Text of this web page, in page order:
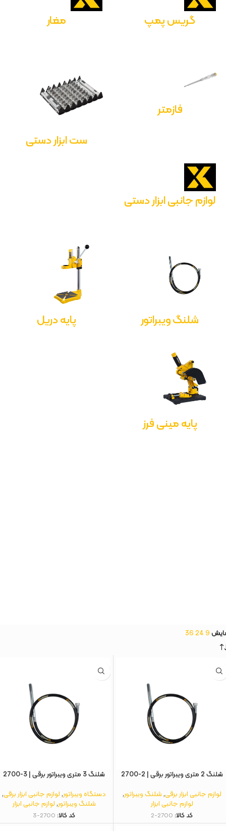
گریس پمپ مغار
فازمتر
ست ابزار دستی
لوازم جانبی ابزار دستی
شلنگ ویبراتور پایه دریل
پایه مینی فرز
9
24
36
شلنگ 2 متری ویبراتور برقی | 2-2700
لوازم جانبی ابزار برقی,شلنگ ویبراتور,
لوازم جانبی ابزار
کد کالا: 2700-2
شلنگ 3 متری ویبراتور برقی | 3-2700
دستگاه ویبراتور,لوازم جانبی ابزار برقی,
شلنگ ویبراتور,لوازم جانبی ابزار
کد کالا: 2700-3